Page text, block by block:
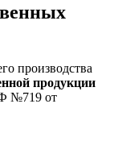
производства
продукции
№719 от